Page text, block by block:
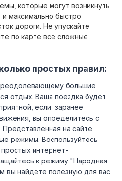
которые могут возникнуть
и максимально быстро
дороги. Не упускайте
по карте все сложные
простых правил:
большие
отдых. Ваша поездка будет
если, заранее
вы определитесь с
на сайте
режимы. Воспользуйтесь
интернет-
к режиму "Народная
вы найдете полезную для вас